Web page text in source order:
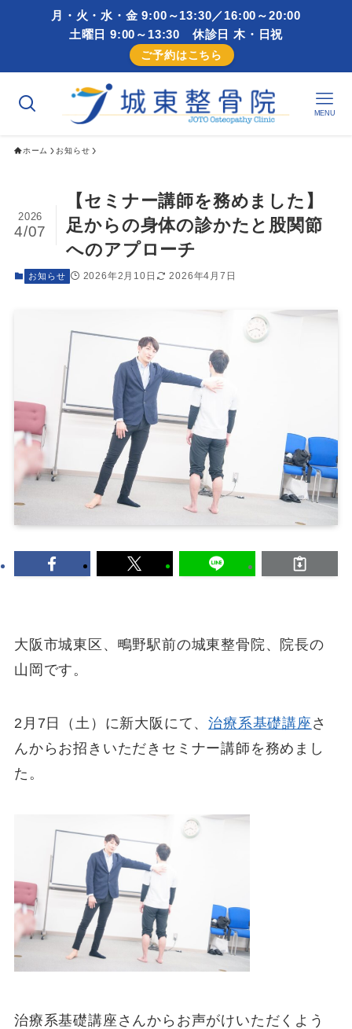
月・火・水・金 9:00～13:30／16:00～20:00
土曜日 9:00～13:30 休診日 木・日祝
ご予約はこちら
MENU
ホーム お知らせ
【セミナー講師を務めました】
足からの身体の診かたと股関節
へのアプローチ
2026
4/07
お知らせ 2026年2月10日 2026年4月7日
大阪市城東区、鴫野駅前の城東整骨院、院長の
山岡です。
2月7日（土）に新大阪にて、治療系基礎講座 さ
んからお招きいただきセミナー講師を務めまし
た。
治療系基礎講座さんからお声がけいただくよう